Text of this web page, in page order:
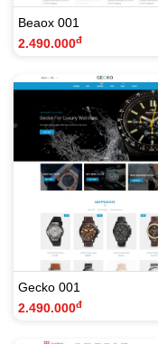
Beaox 001
2.490.000đ
Gecko 001
2.490.000đ